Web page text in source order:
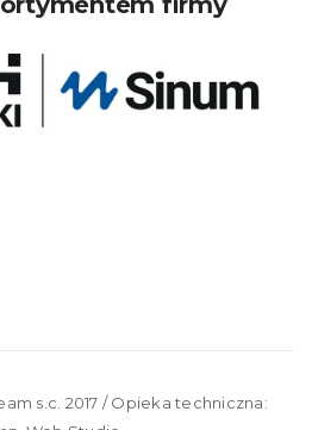
s.c. 2017 / Opieka techniczna: